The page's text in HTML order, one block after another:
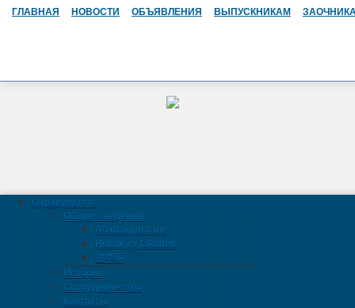
ГЛАВНАЯ НОВОСТИ ОБЪЯВЛЕНИЯ ВЫПУСКНИКАМ
О факультете
Общие сведения
Аб факультэце
Hukuk işi fakulteti
法学系
История
Сотрудничество
Контакты